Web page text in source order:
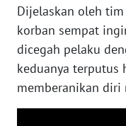
Dijelaskan oleh tim
korban sempat
dicegah pelaku
keduanya terputus
memberanikan
WN
NUSANTARA
WN